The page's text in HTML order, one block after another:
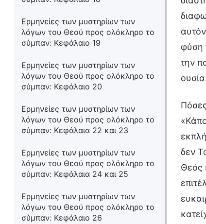
Ερμηνείες των μυστηρίων των
λόγων του Θεού προς ολόκληρο το
σύμπαν: Κεφάλαιο 19
Ερμηνείες των μυστηρίων των
λόγων του Θεού προς ολόκληρο το
σύμπαν: Κεφάλαιο 20
Ερμηνείες των μυστηρίων των
λόγων του Θεού προς ολόκληρο το
σύμπαν: Κεφάλαια 22 και 23
Ερμηνείες των μυστηρίων των
λόγων του Θεού προς ολόκληρο το
σύμπαν: Κεφάλαια 24 και 25
Ερμηνείες των μυστηρίων των
λόγων του Θεού προς ολόκληρο το
σύμπαν: Κεφάλαιο 26
φύση
την
δεν
Θεός